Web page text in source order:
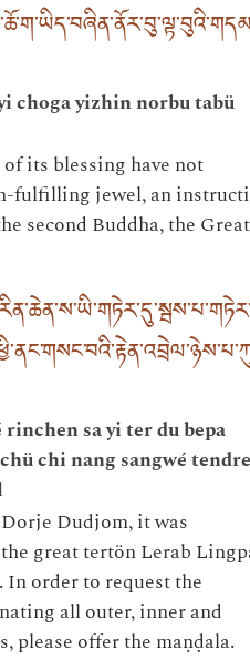
choga yizhin norbu tabü
its blessing have not
fulfilling jewel, an
second Buddha, the Great
sa yi ter du bepa
chi nang sangwé
Dudjom, it was
great tertön Lerab
order to request the
all outer, inner and
please offer the maṇḍala.